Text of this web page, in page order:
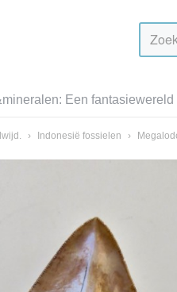
Een
› Indonesië fossielen ›